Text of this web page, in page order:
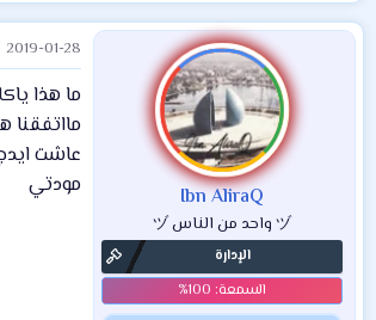
Ibn AliraQ
ヅ واحد من الناس ヅ
الإدارة
2019-01-28
ما هذا
مااتفقنا
عاشت
مودتي